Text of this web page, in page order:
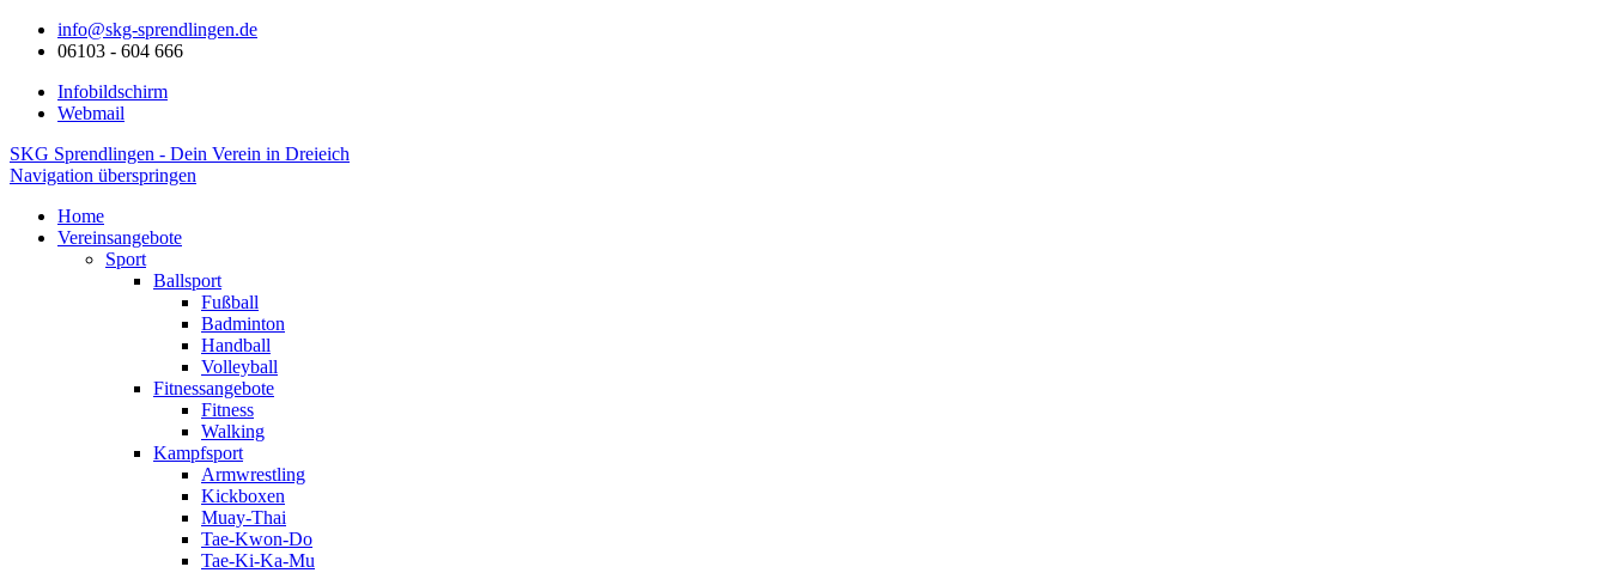
info@skg-sprendlingen.de
06103 - 604 666
Infobildschirm
Webmail
SKG Sprendlingen - Dein Verein in Dreieich
Navigation überspringen
Home
Vereinsangebote
Sport
Ballsport
Fußball
Badminton
Handball
Volleyball
Fitnessangebote
Fitness
Walking
Kampfsport
Armwrestling
Kickboxen
Muay-Thai
Tae-Kwon-Do
Tae-Ki-Ka-Mu